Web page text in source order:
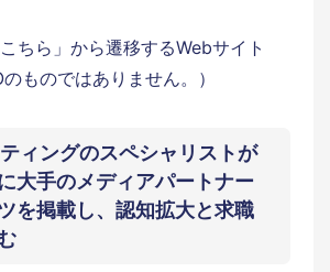
ちら」から遷移するWebサイト
ものではありません。）
ィングのスペシャリストが
大手のメディアパートナー
を掲載し、認知拡大と求職